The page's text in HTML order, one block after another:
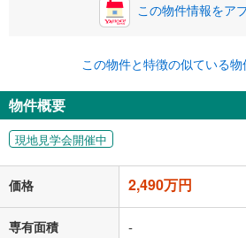
0円
ナス時の増額分（1回分）を入力して
ボーナス払いの限度額は金融機関に
閉じる
月々の返済額
る値は、実際の金融機関等における貸出金利
の金融機関等における貸出金利を何ら保証
済方法「元利均等返済」にて算出しておりま
この物件情報をア
この物件と特徴の似ている物
物件概要
現地見学会開催中
価格 2,490万円
専有面積 -